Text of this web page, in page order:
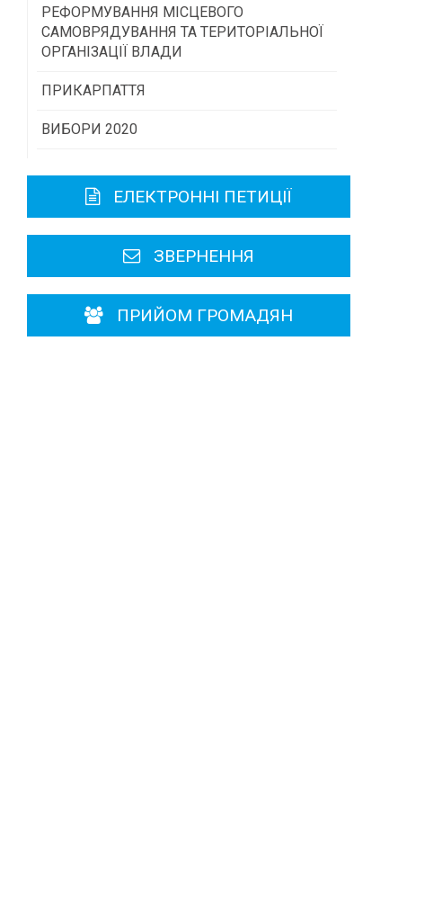
Програми/конкурси МТД
Консультативна рада
РЕФОРМУВАННЯ МІСЦЕВОГО
САМОВРЯДУВАННЯ ТА ТЕРИТОРІАЛЬНОЇ
ОРГАНІЗАЦІЇ ВЛАДИ
ПРИКАРПАТТЯ
Історична довідка
Карта області
Районні, міські ради
ВИБОРИ 2020
ЕЛЕКТРОННІ ПЕТИЦІЇ
ЗВЕРНЕННЯ
ПРИЙОМ ГРОМАДЯН